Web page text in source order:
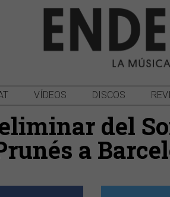
VÍDEOS DISCOS
del
a